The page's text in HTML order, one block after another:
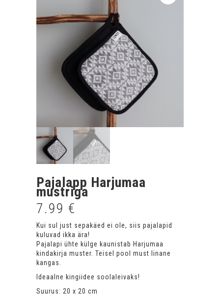
Pajalapp Harjumaa
mustriga
7.99 €
Kui sul just sepakäed ei ole, siis pajalapid
kuluvad ikka ära!
Pajalapi ühte külge kaunistab Harjumaa
kindakirja muster. Teisel pool must linane
kangas.
Ideaalne kingiidee soolaleivaks!
Suurus: 20 x 20 cm